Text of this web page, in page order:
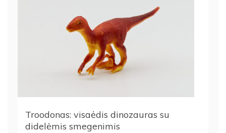
Troodonas: visaėdis dinozauras su
didelėmis smegenimis